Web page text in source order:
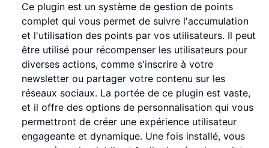
Ce plugin est un système de gestion de points
complet qui vous permet de suivre l'accumulation
et l'utilisation des points par vos utilisateurs. Il peut
être utilisé pour récompenser les utilisateurs pour
diverses actions, comme s'inscrire à votre
newsletter ou partager votre contenu sur les
réseaux sociaux. La portée de ce plugin est vaste,
et il offre des options de personnalisation qui vous
permettront de créer une expérience utilisateur
engageante et dynamique. Une fois installé, vous